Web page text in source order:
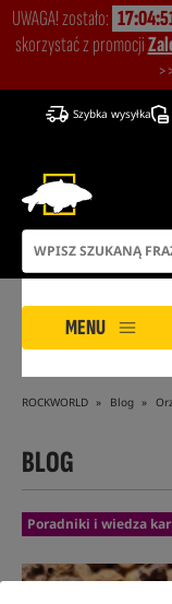
UWAGA! zostało:
skorzystać z promocji
Szybka wysyłka
MENU
ROCKWORLD Blog
BLOG
Poradniki i wiedza